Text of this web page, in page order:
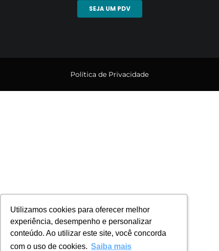
Utilizamos cookies para oferecer melhor
experiência, desempenho e personalizar
conteúdo. Ao utilizar este site, você concorda
com o uso de cookies. Saiba mais
Utilizamos cookies para oferecer melhor
experiência, desempenho e personalizar
conteúdo. Ao utilizar este site, você concorda
com o uso de cookies. Saiba mais
SEJA UM PDV
Política de Privacidade